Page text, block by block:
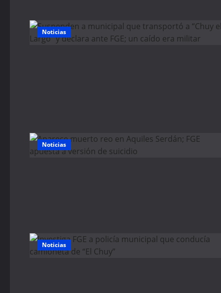
Noticias
Noticias
Noticias